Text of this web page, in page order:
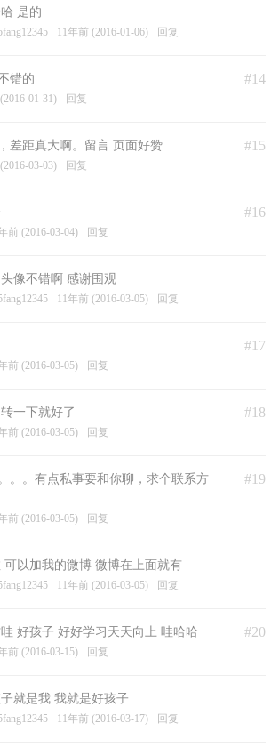
是的
11年前 (2016-01-06) 回复
#14
错的
01-31) 回复
#15
差距真大啊。留言 页面好赞
03-03) 回复
#16
前 (2016-03-04) 回复
像不错啊 感谢围观
11年前 (2016-03-05) 回复
#17
前 (2016-03-05) 回复
#18
一下就好了
前 (2016-03-05) 回复
#19
。。有点私事要和你聊，求个联系方
前 (2016-03-05) 回复
可以加我的微博 微博在上面就有
11年前 (2016-03-05) 回复
#20
好孩子 好好学习天天向上 哇哈哈
前 (2016-03-15) 回复
就是我 我就是好孩子
11年前 (2016-03-17) 回复